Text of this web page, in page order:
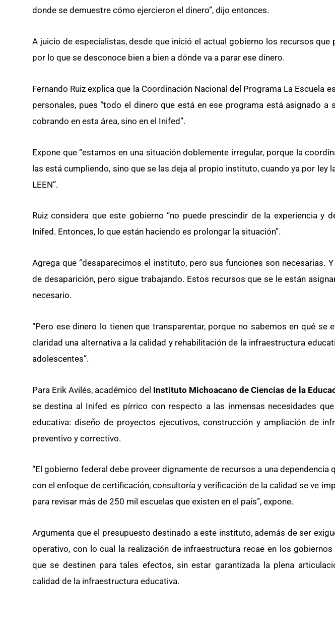
donde se demuestre cómo ejercieron el dinero”, dijo entonces.
A juicio de especialistas, desde que inició el actual gobierno los recursos
por lo que se desconoce bien a bien a dónde va a parar ese dinero.
Fernando Ruiz explica que la Coordinación Nacional del Programa La Escuela
personales, pues “todo el dinero que está en ese programa está asignado a
cobrando en esta área, sino en el Inifed”.
Expone que “estamos en una situación doblemente irregular, porque la
las está cumpliendo, sino que se las deja al propio instituto, cuando ya por ley
LEEN”.
Ruiz considera que este gobierno “no puede prescindir de la experiencia y
Inifed. Entonces, lo que están haciendo es prolongar la situación”.
Agrega que “desaparecimos el instituto, pero sus funciones son necesarias.
de desaparición, pero sigue trabajando. Estos recursos que se le están
necesario.
“Pero ese dinero lo tienen que transparentar, porque no sabemos en qué se
claridad una alternativa a la calidad y rehabilitación de la infraestructura
adolescentes”.
Para Erik Avilés, académico del Instituto Michoacano de Ciencias de la
se destina al Inifed es pírrico con respecto a las inmensas necesidades
educativa: diseño de proyectos ejecutivos, construcción y ampliación de
preventivo y correctivo.
“El gobierno federal debe proveer dignamente de recursos a una
con el enfoque de certificación, consultoría y verificación de la calidad se ve
para revisar más de 250 mil escuelas que existen en el país”, expone.
Argumenta que el presupuesto destinado a este instituto, además de ser
operativo, con lo cual la realización de infraestructura recae en los
que se destinen para tales efectos, sin estar garantizada la plena
calidad de la infraestructura educativa.